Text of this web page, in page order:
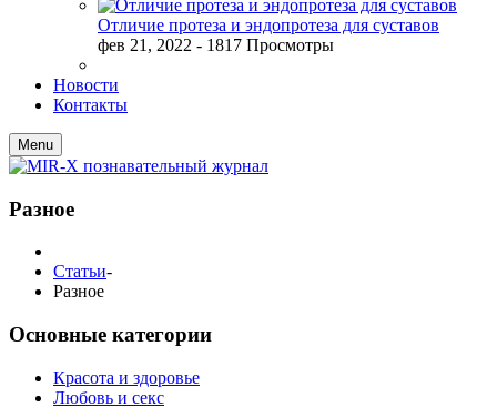
Отличие протеза и эндопротеза для суставов
фев 21, 2022 - 1817 Просмотры
Новости
Контакты
Menu
Разное
Статьи-
Разное
Основные категории
Красота и здоровье
Любовь и секс